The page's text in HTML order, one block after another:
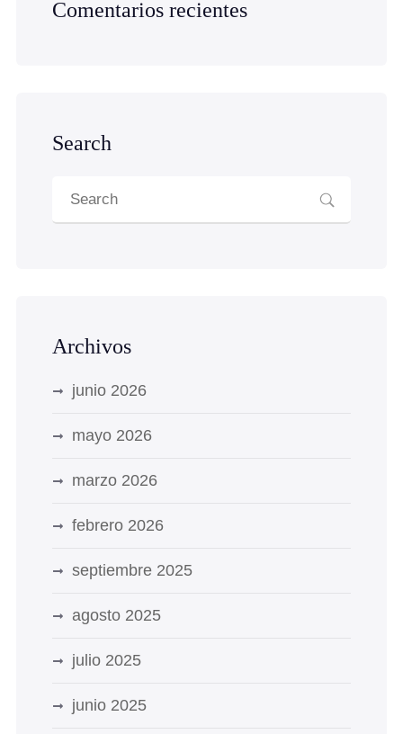
Comentarios recientes
Search
Archivos
junio 2026
mayo 2026
marzo 2026
febrero 2026
septiembre 2025
agosto 2025
julio 2025
junio 2025